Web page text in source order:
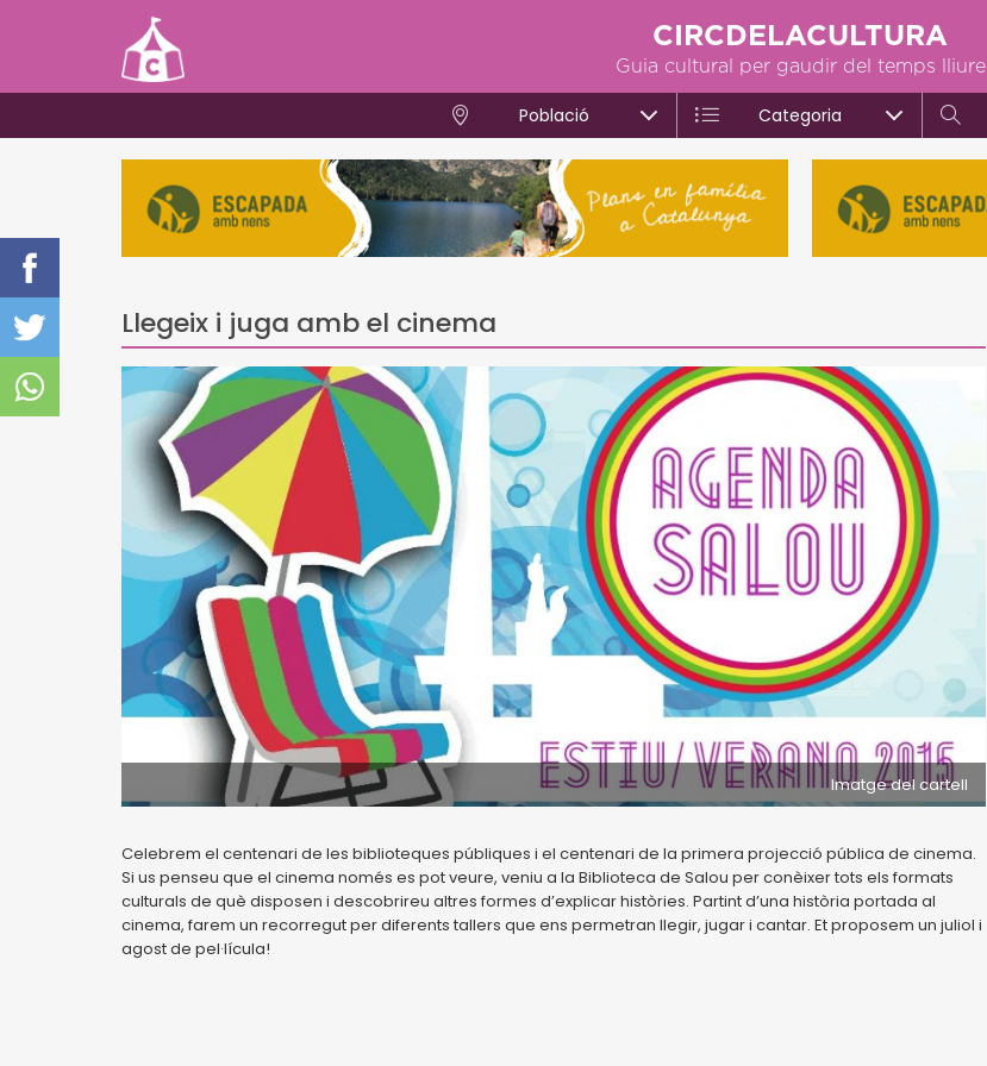
CIRCDELACULTURA
Guia cultural per gaudir del temps lliure
Població Categoria
Llegeix i juga amb el cinema
Imatge del cartell
Celebrem el centenari de les biblioteques públiques i el centenari de la primera projecció pública de cinema.
Si us penseu que el cinema només es pot veure, veniu a la Biblioteca de Salou per conèixer tots els formats
culturals de què disposen i descobrireu altres formes d’explicar històries. Partint d’una història portada al
cinema, farem un recorregut per diferents tallers que ens permetran llegir, jugar i cantar. Et proposem un juliol i
agost de pel·lícula!